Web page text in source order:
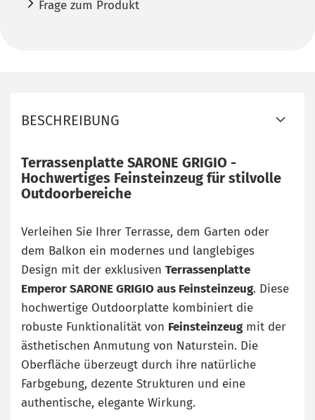
Frage zum Produkt
BESCHREIBUNG
Terrassenplatte SARONE GRIGIO -
Hochwertiges Feinsteinzeug für stilvolle
Outdoorbereiche
Verleihen Sie Ihrer Terrasse, dem Garten oder
dem Balkon ein modernes und langlebiges
Design mit der exklusiven Terrassenplatte
Emperor SARONE GRIGIO aus Feinsteinzeug. Diese
hochwertige Outdoorplatte kombiniert die
robuste Funktionalität von Feinsteinzeugmit der
ästhetischen Anmutung von Naturstein. Die
Oberfläche überzeugt durch ihre natürliche
Farbgebung, dezente Strukturen und eine
authentische, elegante Wirkung.